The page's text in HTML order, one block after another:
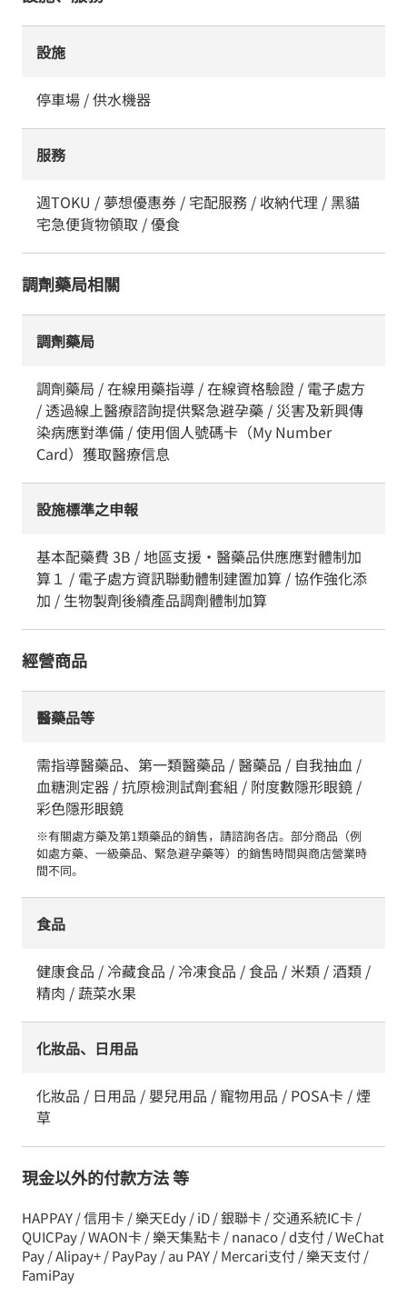
設施
停車場 / 供水機器
服務
週TOKU / 夢想優惠券 / 宅配服務 / 收納代理 / 黑貓
宅急便貨物領取 / 優食
調劑藥局相關
調劑藥局
調劑藥局 / 在線用藥指導 / 在線資格驗證 / 電子處方
/ 透過線上醫療諮詢提供緊急避孕藥 / 災害及新興傳
染病應對準備 / 使用個人號碼卡（My Number
Card）獲取醫療信息
設施標準之申報
基本配藥費 3B / 地區支援・醫藥品供應應對體制加
算１ / 電子處方資訊聯動體制建置加算 / 協作強化添
加 / 生物製劑後續產品調劑體制加算
經營商品
醫藥品等
需指導醫藥品、第一類醫藥品 / 醫藥品 / 自我抽血 /
血糖測定器 / 抗原檢測試劑套組 / 附度數隱形眼鏡 /
彩色隱形眼鏡
※有關處方藥及第1類藥品的銷售，請諮詢各店。部分商品（例
如處方藥、一級藥品、緊急避孕藥等）的銷售時間與商店營業時
間不同。
食品
健康食品 / 冷藏食品 / 冷凍食品 / 食品 / 米類 / 酒類 /
精肉 / 蔬菜水果
化妝品、日用品
化妝品 / 日用品 / 嬰兒用品 / 寵物用品 / POSA卡 / 煙
草
現金以外的付款方法 等
HAPPAY / 信用卡 / 樂天Edy / iD / 銀聯卡 / 交通系統IC卡 /
QUICPay / WAON卡 / 樂天集點卡 / nanaco / d支付 / WeChat
Pay / Alipay+ / PayPay / au PAY / Mercari支付 / 樂天支付 /
FamiPay